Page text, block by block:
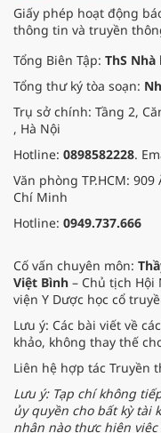
Giấy phép hoạt động
thông tin và truyền
Tổng Biên Tập: ThS
Tổng thư ký tòa soạn:
Trụ sở chính: Tầng 2,
, Hà Nội
Hotline: 0898582228.
Văn phòng TP.HCM:
Chí Minh
Hotline: 0949.737.666
Cố vấn chuyên môn:
Việt Bình – Chủ tịch Hội
viện Y Dược học cổ
Lưu ý: Các bài viết về
khảo, không thay thế
Liên hệ hợp tác Truyền
Lưu ý: Tạp chí không
ủy quyền cho bất kỳ tài
nhân nào thực hiện